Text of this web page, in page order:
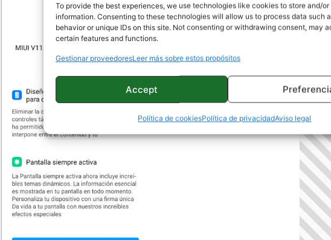
To provide the best experiences, we use technologies like cookies to store and/
information. Consenting to these technologies will allow us to process data such
behavior or unique IDs on this site. Not consenting or withdrawing consent, may
certain features and functions.
Gestionar proveedoresLeer más sobre estos propósitos
Accept
Política de cookiesPolítica de privacidadAviso legal